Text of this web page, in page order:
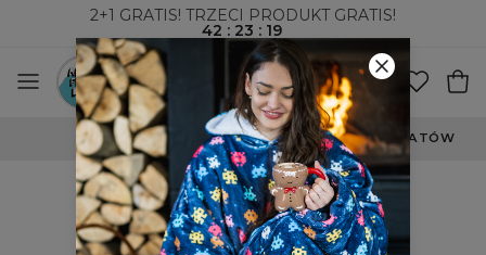
2+1 GRATIS! TRZECI PRODUKT GRATIS!
42 : 23 : 19
WYSYŁKA ZA POBRANIEM I DO PACZKOMATÓW